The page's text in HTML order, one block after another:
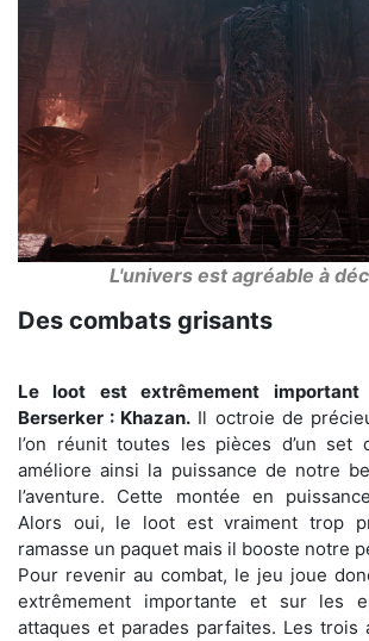
L'univers est agréable à
Des combats grisants
Le loot est extrêmement
Berserker : Khazan. Il octroie de
l’on réunit toutes les pièces d’un set
améliore ainsi la puissance de notre
l’aventure. Cette montée en
Alors oui, le loot est vraiment trop
ramasse un paquet mais il booste notre
Pour revenir au combat, le jeu joue
extrêmement importante et sur les
attaques et parades parfaites. Les trois